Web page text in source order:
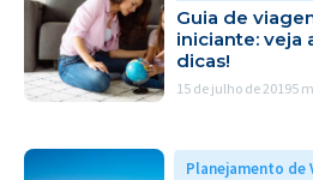
Guia de
iniciante: veja
dicas!
15 de julho de 20195
Planejamento de